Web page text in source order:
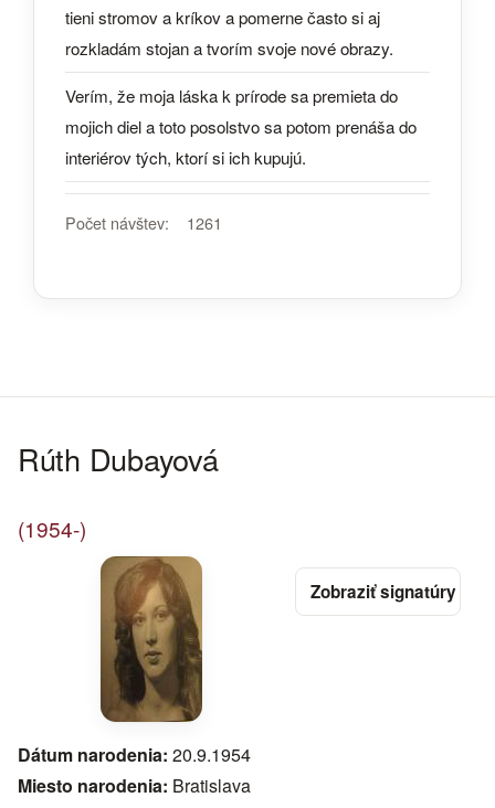
tieni stromov a kríkov a pomerne často si aj
rozkladám stojan a tvorím svoje nové obrazy.
Verím, že moja láska k prírode sa premieta do
mojich diel a toto posolstvo sa potom prenáša do
interiérov tých, ktorí si ich kupujú.
Počet návštev: 1261
Rúth Dubayová
(1954-)
Dátum narodenia: 20.9.1954
Miesto narodenia: Bratislava